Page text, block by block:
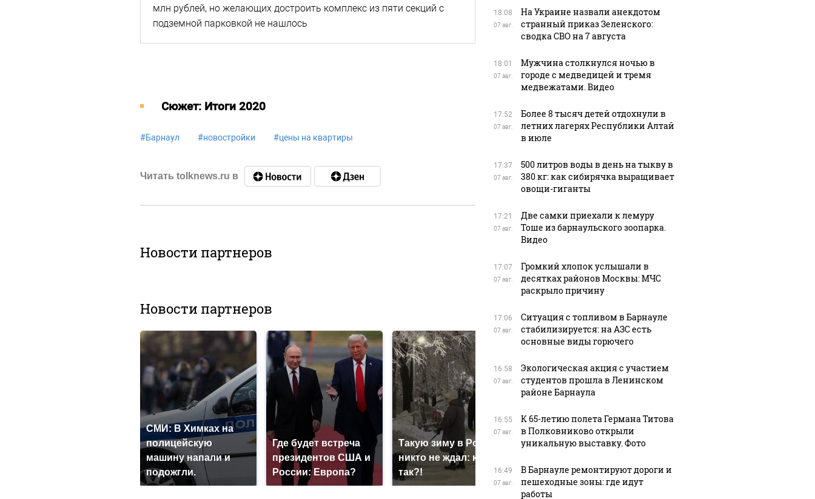
млн рублей, но желающих достроить комплекс из пяти секций с
подземной парковкой не нашлось
Cюжет: Итоги 2020
#Барнаул #новостройки #цены на квартиры
Читать tolknews.ru в
Новости партнеров
Новости партнеров
СМИ: В Химках на
полицейскую
машину напали и
подожгли.
Где будет встреча
президентов США и
России: Европа?
Такую зиму в России
никто не ждал: как
так?!
Как выглядит место
Кавказе: смотреть
миллионов рублей
18:08
07 авг.
На Украине назвали анекдотом
странный приказ Зеленского:
сводка СВО на 7 августа
18:01
07 авг.
Мужчина столкнулся ночью в
городе с медведицей и тремя
медвежатами. Видео
17:52
07 авг.
Более 8 тысяч детей отдохнули в
летних лагерях Республики Алтай
в июле
17:37
07 авг.
500 литров воды в день на тыкву в
380 кг: как сибирячка выращивает
овощи-гиганты
17:21
07 авг.
Две самки приехали к лемуру
Тоше из барнаульского зоопарка.
Видео
17:07
07 авг.
Громкий хлопок услышали в
десятках районов Москвы: МЧС
раскрыло причину
17:06
07 авг.
Ситуация с топливом в Барнауле
стабилизируется: на АЗС есть
основные виды горючего
16:58
07 авг.
Экологическая акция с участием
студентов прошла в Ленинском
районе Барнаула
16:55
07 авг.
К 65-летию полета Германа Титова
в Полковниково открыли
уникальную выставку. Фото
16:49
07 авг.
В Барнауле ремонтируют дороги и
пешеходные зоны: где идут
работы